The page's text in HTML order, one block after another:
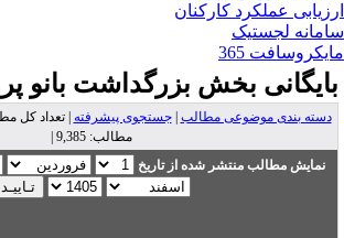
عملکرد کارکنان
لجستیک
365
بخشبزرگداشت بانو
دسته بندی موضوعی مطالب|جستجوی پیشرفته
مطالب: 9,385 |
نمایش مطالب منتشر شده از تاریخ